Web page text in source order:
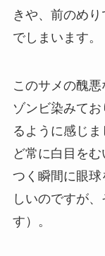
きや、前のめ
でしまいます。
このサメの醜
ゾンビ染みて
るように感じ
ど常に白目を
つく瞬間に眼
しいのですが
す）。